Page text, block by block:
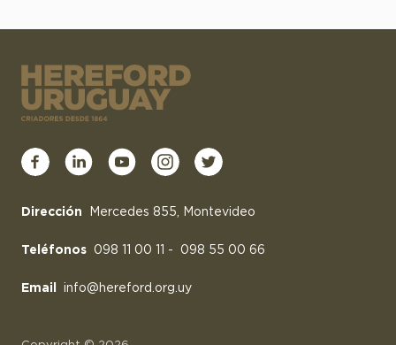
Dirección Mercedes 855, Montevideo
Teléfonos 098 11 00 11 - 098 55 00 66
Email info@hereford.org.uy